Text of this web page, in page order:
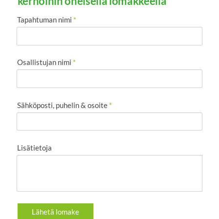
Tapahtuman nimi *
Osallistujan nimi *
Sähköposti, puhelin & osoite *
Lisätietoja
Lähetä lomake